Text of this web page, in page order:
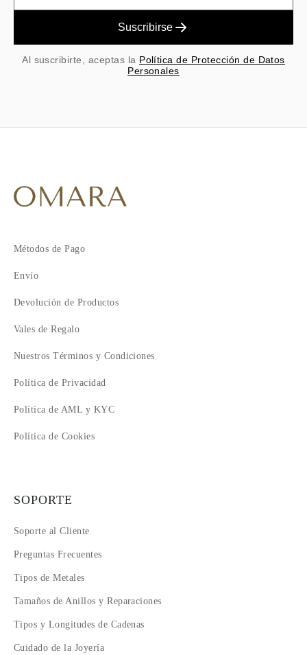
Suscribirse
Al suscribirte, aceptas la Política de Protección de Datos
Personales
Métodos de Pago
Envío
Devolución de Productos
Vales de Regalo
Nuestros Términos y Condiciones
Política de Privacidad
Política de AML y KYC
Política de Cookies
SOPORTE
Soporte al Cliente
Preguntas Frecuentes
Tipos de Metales
Tamaños de Anillos y Reparaciones
Tipos y Longitudes de Cadenas
Cuidado de la Joyería